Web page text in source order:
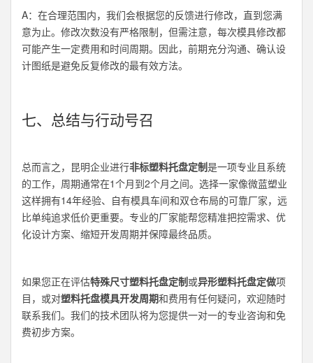
A：在合理范围内，我们会根据您的反馈进行修改，直到您满
意为止。修改次数没有严格限制，但需注意，每次模具修改都
可能产生一定费用和时间周期。因此，前期充分沟通、确认设
计图纸是避免反复修改的最有效方法。
七、总结与行动号召
总而言之，昆明企业进行非标塑料托盘定制是一项专业且系统
的工作，周期通常在1个月到2个月之间。选择一家像微蓝塑业
这样拥有14年经验、自有模具车间和双仓布局的可靠厂家，远
比单纯追求低价更重要。专业的厂家能帮您精准把控需求、优
化设计方案、缩短开发周期并保障最终品质。
如果您正在评估特殊尺寸塑料托盘定制或异形塑料托盘定做项
目，或对塑料托盘模具开发周期和费用有任何疑问，欢迎随时
联系我们。我们的技术团队将为您提供一对一的专业咨询和免
费初步方案。